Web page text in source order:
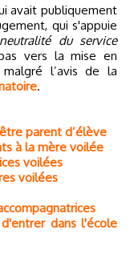
avait publiquement
qui s'appuie
du service
vers la mise en
l’avis de la
.
parent d’élève
à la mère voilée
voilées
voilées
dans l'école